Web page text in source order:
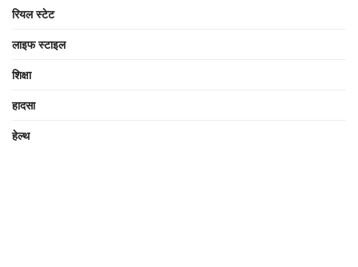
रियल स्टेट
लाइफ स्टाइल
शिक्षा
हादसा
हेल्थ